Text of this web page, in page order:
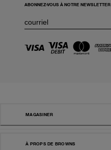
ABONNEZ-VOUS À NOTRE NEWSLETTER
MAGASINER
À PROPS DE BROWNS